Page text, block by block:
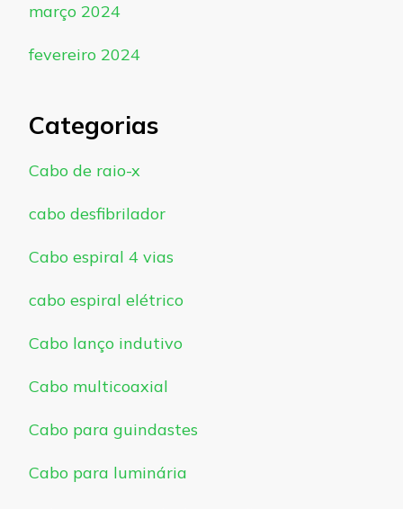
março 2024
fevereiro 2024
Categorias
Cabo de raio-x
cabo desfibrilador
Cabo espiral 4 vias
cabo espiral elétrico
Cabo lanço indutivo
Cabo multicoaxial
Cabo para guindastes
Cabo para luminária